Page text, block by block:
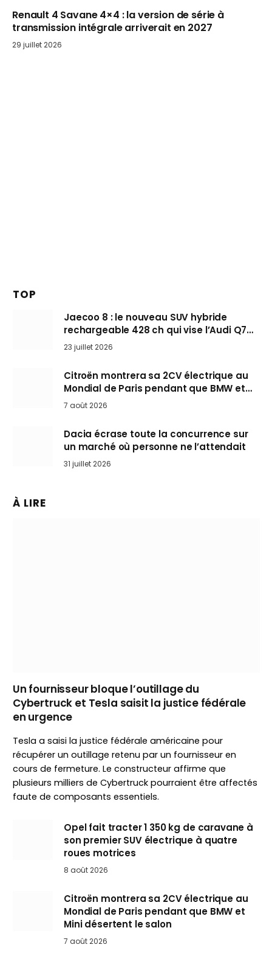
Renault 4 Savane 4×4 : la version de série à
transmission intégrale arriverait en 2027
29 juillet 2026
TOP
Jaecoo 8 : le nouveau SUV hybride
rechargeable 428 ch qui vise l’Audi Q7
arrive en Europe cet automne
23 juillet 2026
Citroën montrera sa 2CV électrique au
Mondial de Paris pendant que BMW et
Mini désertent le salon
7 août 2026
Dacia écrase toute la concurrence sur
un marché où personne ne l’attendait
31 juillet 2026
À LIRE
Un fournisseur bloque l’outillage du
Cybertruck et Tesla saisit la justice fédérale
en urgence
Tesla a saisi la justice fédérale américaine pour
récupérer un outillage retenu par un fournisseur en
cours de fermeture. Le constructeur affirme que
plusieurs milliers de Cybertruck pourraient être affectés
faute de composants essentiels.
Opel fait tracter 1 350 kg de caravane à
son premier SUV électrique à quatre
roues motrices
8 août 2026
Citroën montrera sa 2CV électrique au
Mondial de Paris pendant que BMW et
Mini désertent le salon
7 août 2026